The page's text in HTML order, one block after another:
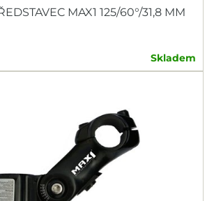
MAX1 125/60°/31,8 MM
Skladem